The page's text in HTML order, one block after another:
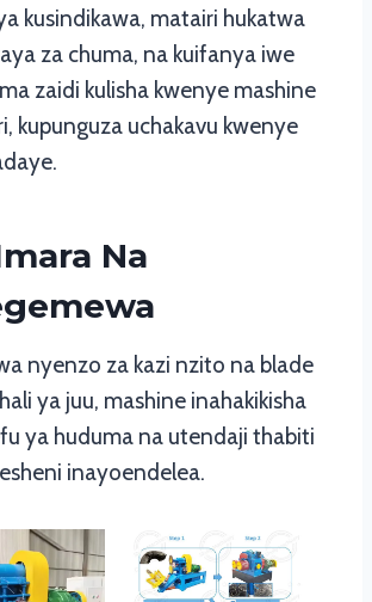
kusindikawa, matairi hukatwa
za chuma, na kuifanya iwe
zaidi kulisha kwenye mashine
kupunguza uchakavu kwenye
Na
nyenzo za kazi nzito na blade
ya juu, mashine inahakikisha
ya huduma na utendaji thabiti
inayoendelea.